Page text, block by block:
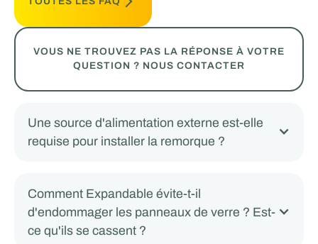
VOUS NE TROUVEZ PAS LA RÉPONSE À VOTRE
QUESTION ? NOUS CONTACTER
Une source d'alimentation externe est-elle
requise pour installer la remorque ?
Comment Expandable évite-t-il
d'endommager les panneaux de verre ? Est-
ce qu'ils se cassent ?